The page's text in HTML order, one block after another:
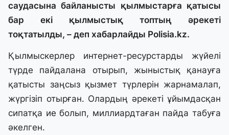
саудасына байланысты қылмыстарға қатысы
бар екі қылмыстық топтың әрекеті
тоқтатылды, – деп хабарлайды Polisia.kz.
Қылмыскерлер интернет-ресурстарды жүйелі
түрде пайдалана отырып, жыныстық қанауға
қатысты заңсыз қызмет түрлерін жарнамалап,
жүргізіп отырған. Олардың әрекеті ұйымдасқан
сипатқа ие болып, миллиардтаған пайда табуға
әкелген.